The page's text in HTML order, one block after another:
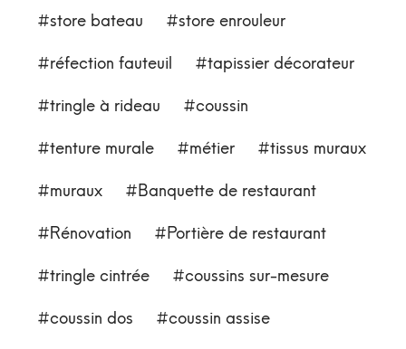
store bateau store enrouleur
réfection fauteuil tapissier décorateur
tringle à rideau coussin
tenture murale métier tissus muraux
muraux Banquette de restaurant
Rénovation Portière de restaurant
tringle cintrée coussins sur-mesure
coussin dos coussin assise